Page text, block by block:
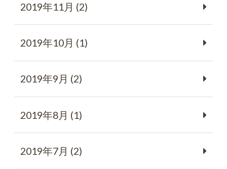
2019年11月 (2)
2019年10月 (1)
2019年9月 (2)
2019年8月 (1)
2019年7月 (2)